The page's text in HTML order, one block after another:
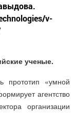
v-
ученые.
прототип «умной
агентство
организации